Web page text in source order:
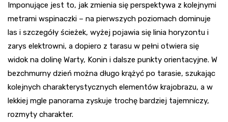
Imponujące jest to, jak zmienia się perspektywa z kolejnymi
metrami wspinaczki – na pierwszych poziomach dominuje
las i szczegóły ścieżek, wyżej pojawia się linia horyzontu i
zarys elektrowni, a dopiero z tarasu w pełni otwiera się
widok na dolinę Warty, Konin i dalsze punkty orientacyjne. W
bezchmurny dzień można długo krążyć po tarasie, szukając
kolejnych charakterystycznych elementów krajobrazu, a w
lekkiej mgle panorama zyskuje trochę bardziej tajemniczy,
rozmyty charakter.